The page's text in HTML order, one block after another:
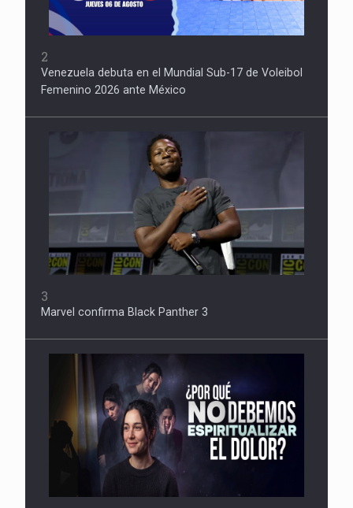
2
Venezuela debuta en el Mundial Sub-17 de Voleibol
Femenino 2026 ante México
3
Marvel confirma Black Panther 3